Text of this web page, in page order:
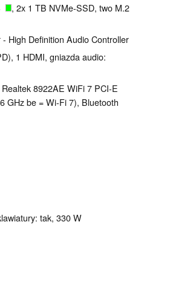
, 2x 1 TB NVMe-SSD, two M.2
High Definition Audio Controller
1 HDMI, gniazda audio:
8922AE WiFi 7 PCI-E
GHz be = Wi-Fi 7), Bluetooth
tak, 330 W